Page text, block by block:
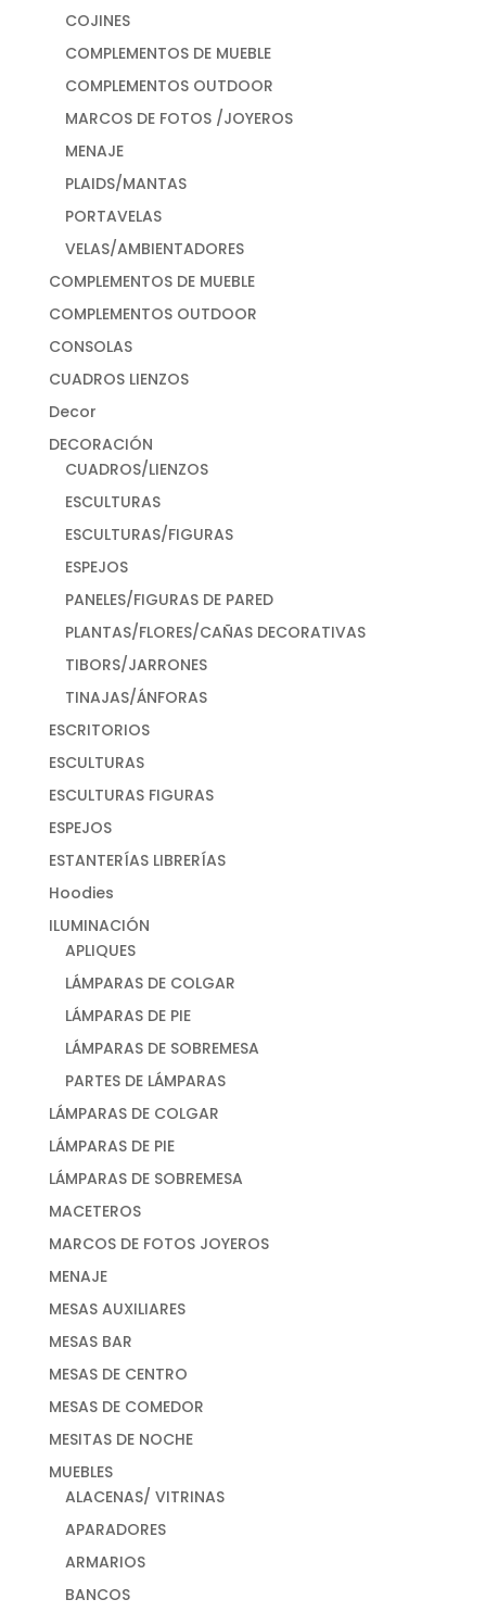
COJINES
COMPLEMENTOS DE MUEBLE
COMPLEMENTOS OUTDOOR
MARCOS DE FOTOS /JOYEROS
MENAJE
PLAIDS/MANTAS
PORTAVELAS
VELAS/AMBIENTADORES
COMPLEMENTOS DE MUEBLE
COMPLEMENTOS OUTDOOR
CONSOLAS
CUADROS LIENZOS
Decor
DECORACIÓN
CUADROS/LIENZOS
ESCULTURAS
ESCULTURAS/FIGURAS
ESPEJOS
PANELES/FIGURAS DE PARED
PLANTAS/FLORES/CAÑAS DECORATIVAS
TIBORS/JARRONES
TINAJAS/ÁNFORAS
ESCRITORIOS
ESCULTURAS
ESCULTURAS FIGURAS
ESPEJOS
ESTANTERÍAS LIBRERÍAS
Hoodies
ILUMINACIÓN
APLIQUES
LÁMPARAS DE COLGAR
LÁMPARAS DE PIE
LÁMPARAS DE SOBREMESA
PARTES DE LÁMPARAS
LÁMPARAS DE COLGAR
LÁMPARAS DE PIE
LÁMPARAS DE SOBREMESA
MACETEROS
MARCOS DE FOTOS JOYEROS
MENAJE
MESAS AUXILIARES
MESAS BAR
MESAS DE CENTRO
MESAS DE COMEDOR
MESITAS DE NOCHE
MUEBLES
ALACENAS/ VITRINAS
APARADORES
ARMARIOS
BANCOS